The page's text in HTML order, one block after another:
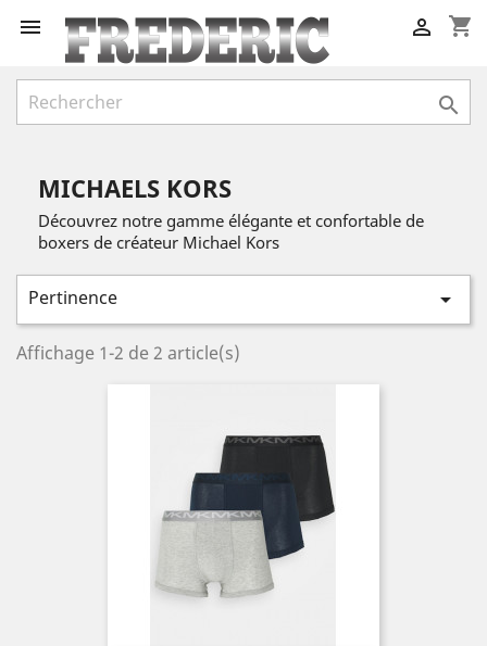
 shopping_cart


MICHAELS KORS
Découvrez notre gamme élégante et confortable de
boxers de créateur Michael Kors
Pertinence 
Affichage 1-2 de 2 article(s)